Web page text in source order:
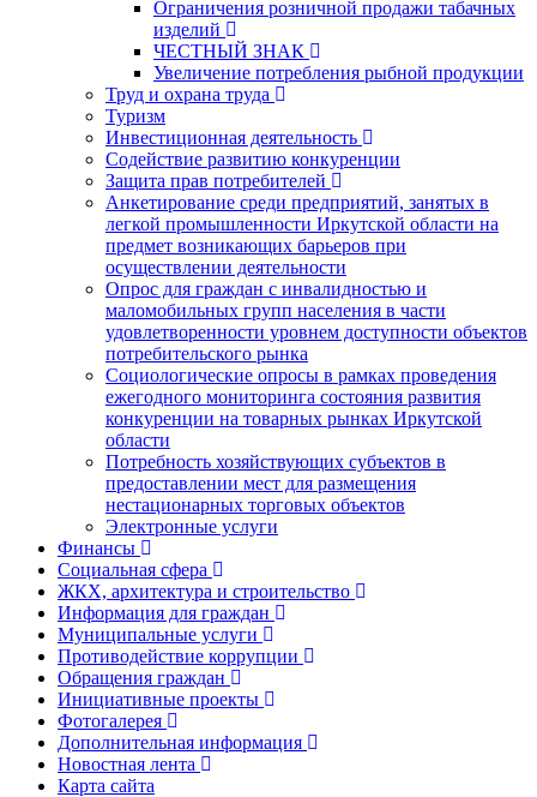
Ограничения розничной продажи табачных
изделий
ЧЕСТНЫЙ ЗНАК
Увеличение потребления рыбной продукции
Труд и охрана труда
Туризм
Инвестиционная деятельность
Содействие развитию конкуренции
Защита прав потребителей
Анкетирование среди предприятий, занятых в
легкой промышленности Иркутской области на
предмет возникающих барьеров при
осуществлении деятельности
Опрос для граждан с инвалидностью и
маломобильных групп населения в части
удовлетворенности уровнем доступности объектов
потребительского рынка
Социологические опросы в рамках проведения
ежегодного мониторинга состояния развития
конкуренции на товарных рынках Иркутской
области
Потребность хозяйствующих субъектов в
предоставлении мест для размещения
нестационарных торговых объектов
Электронные услуги
Финансы
Социальная сфера
ЖКХ, архитектура и строительство
Информация для граждан
Муниципальные услуги
Противодействие коррупции
Обращения граждан
Инициативные проекты
Фотогалерея
Дополнительная информация
Новостная лента
Карта сайта